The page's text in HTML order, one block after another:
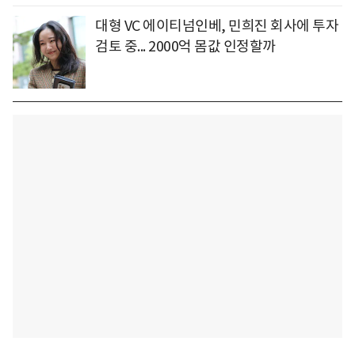
대형 VC 에이티넘인베, 민희진 회사에 투자
검토 중... 2000억 몸값 인정할까